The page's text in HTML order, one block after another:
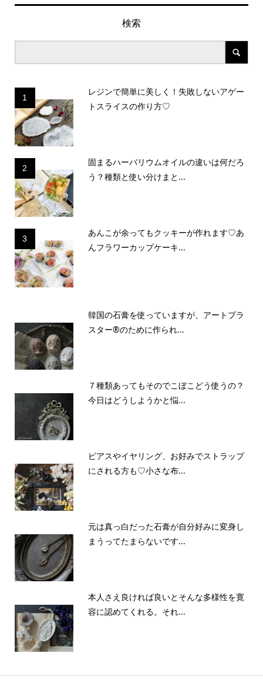
検索
1
レジンで簡単に美しく！失敗しないアゲー
トスライスの作り方♡
2
固まるハーバリウムオイルの違いは何だろ
う？種類と使い分けまと...
3
あんこが余ってもクッキーが作れます♡あ
んフラワーカップケーキ...
韓国の石膏を使っていますが、アートプラ
スター®のために作られ...
７種類あってもそのでこぼこどう使うの？
今日はどうしようかと悩...
ピアスやイヤリング、お好みでストラップ
にされる方も♡小さな布...
元は真っ白だった石膏が自分好みに変身し
まうってたまらないです...
本人さえ良ければ良いとそんな多様性を寛
容に認めてくれる。それ...